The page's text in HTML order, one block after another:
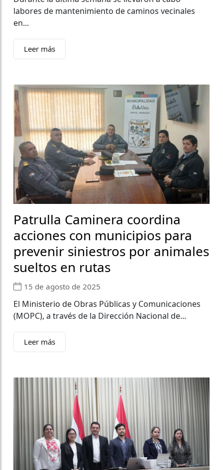
labores de mantenimiento de caminos vecinales
en...
Leer más
Patrulla Caminera coordina
acciones con municipios para
prevenir siniestros por animales
sueltos en rutas
15 de agosto de 2025
El Ministerio de Obras Públicas y Comunicaciones
(MOPC), a través de la Dirección Nacional de...
Leer más